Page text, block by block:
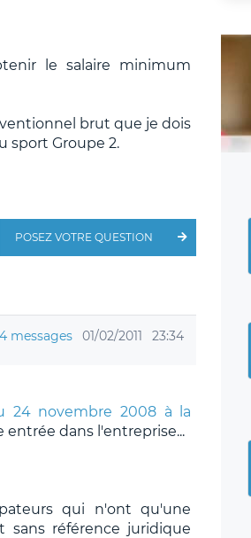
le salaire minimum
brut que je dois
sport Groupe 2.
POSEZ VOTRE QUESTION
messages 01/02/2011 23:34
24 novembre 2008 à la
dans l'entreprise...
qui n'ont qu'une
référence juridique